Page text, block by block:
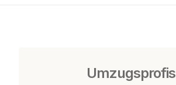
Umzugsprofis